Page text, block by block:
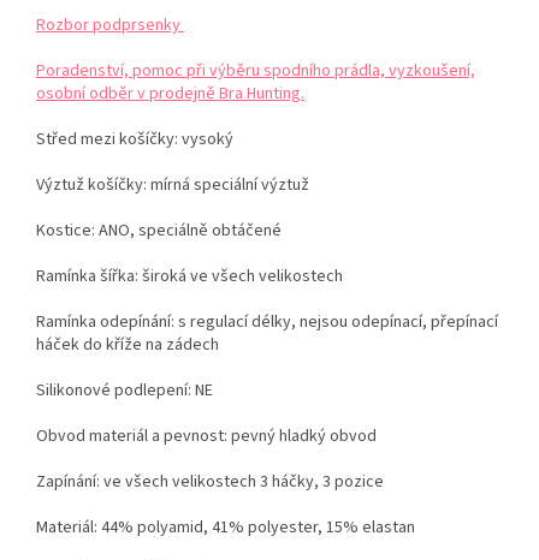
Rozbor podprsenky
Poradenství, pomoc při výběru spodního prádla, vyzkoušení,
osobní odběr v prodejně Bra Hunting.
Střed mezi košíčky: vysoký
Výztuž košíčky: mírná speciální výztuž
Kostice: ANO, speciálně obtáčené
Ramínka šířka: široká ve všech velikostech
Ramínka odepínání: s regulací délky, nejsou odepínací, přepínací
háček do kříže na zádech
Silikonové podlepení: NE
Obvod materiál a pevnost: pevný hladký obvod
Zapínání: ve všech velikostech 3 háčky, 3 pozice
Materiál: 44% polyamid, 41% polyester, 15% elastan